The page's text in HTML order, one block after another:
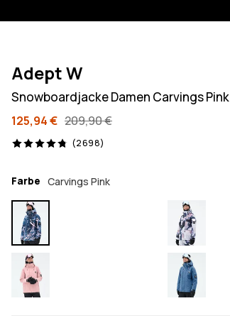
Adept W
Snowboardjacke Damen Carvings Pink
125,94 € 209,90 €
(2698)
2698 Reviews, 4.8/5
Farbe Carvings Pink